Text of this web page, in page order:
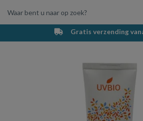
Waar bent u naar op zoek?
Winkelwagen
Uw winkelwagen
Vul hem met
Gratis verzending